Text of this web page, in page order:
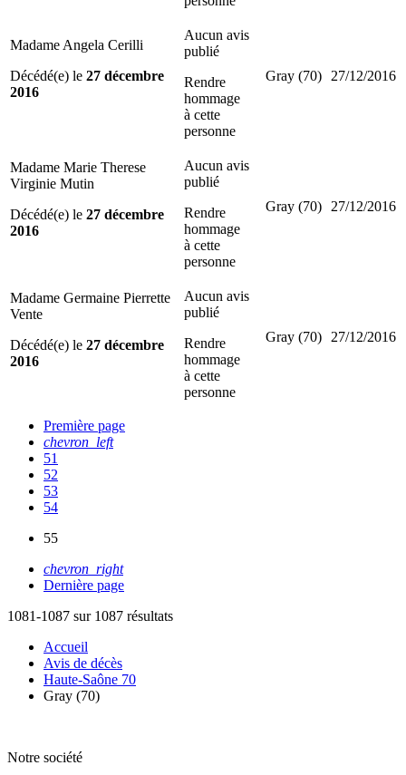
Madame Angela Cerilli
Décédé(e) le 27 décembre
2016
Aucun avis
publié
Rendre
hommage
à cette
personne
Gray (70) 27/12/2016
Madame Marie Therese
Virginie Mutin
Décédé(e) le 27 décembre
2016
Aucun avis
publié
Rendre
hommage
à cette
personne
Gray (70) 27/12/2016
Madame Germaine Pierrette
Vente
Décédé(e) le 27 décembre
2016
Aucun avis
publié
Rendre
hommage
à cette
personne
Gray (70) 27/12/2016
Première page
chevron_left
51
52
53
54
55
chevron_right
Dernière page
1081-1087 sur 1087 résultats
Accueil
Avis de décès
Haute-Saône 70
Gray (70)
Notre société